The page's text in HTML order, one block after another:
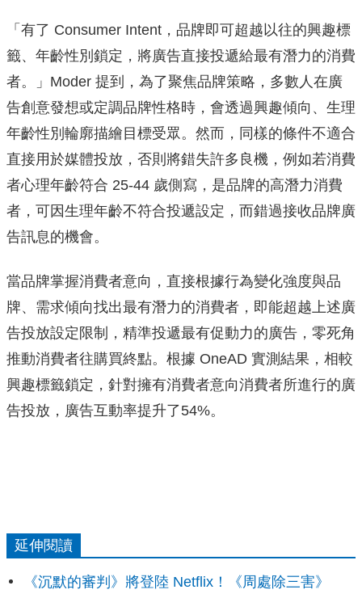
「有了 Consumer Intent，品牌即可超越以往的興趣標
籤、年齡性別鎖定，將廣告直接投遞給最有潛力的消費
者。」Moder 提到，為了聚焦品牌策略，多數人在廣
告創意發想或定調品牌性格時，會透過興趣傾向、生理
年齡性別輪廓描繪目標受眾。然而，同樣的條件不適合
直接用於媒體投放，否則將錯失許多良機，例如若消費
者心理年齡符合 25-44 歲側寫，是品牌的高潛力消費
者，可因生理年齡不符合投遞設定，而錯過接收品牌廣
告訊息的機會。
當品牌掌握消費者意向，直接根據行為變化強度與品
牌、需求傾向找出最有潛力的消費者，即能超越上述廣
告投放設定限制，精準投遞最有促動力的廣告，零死角
推動消費者往購買終點。根據 OneAD 實測結果，相較
興趣標籤鎖定，針對擁有消費者意向消費者所進行的廣
告投放，廣告互動率提升了54%。
延伸閱讀
《沉默的審判》將登陸 Netflix！《周處除三害》